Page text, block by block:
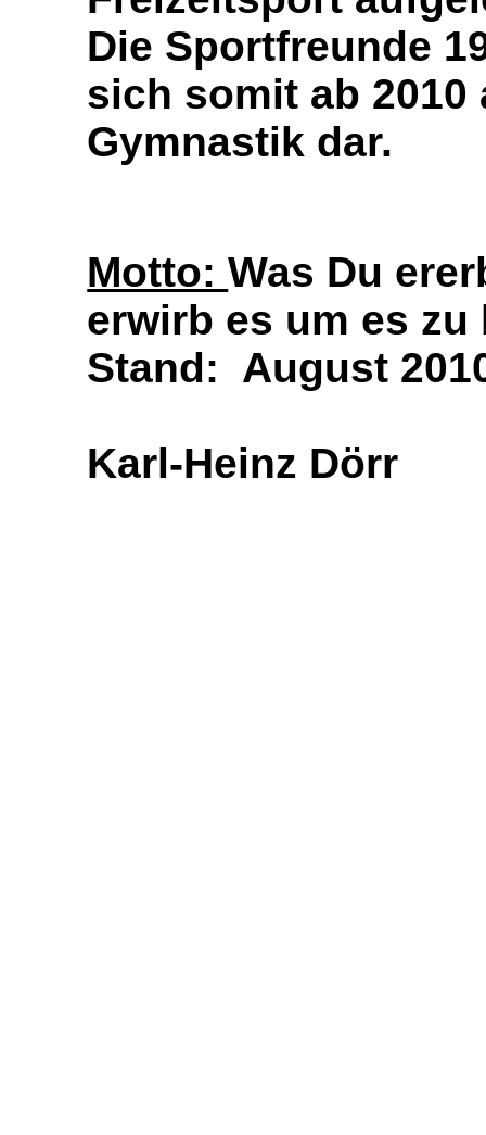
Die Sportfreunde
sich somit ab 2010
Gymnastik dar.
Motto:Was Du
erwirb es um es zu
Stand: August
Karl-Heinz Dörr